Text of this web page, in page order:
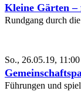
Kleine Gärten –
Rundgang durch
So., 26.05.19,
Führungen und